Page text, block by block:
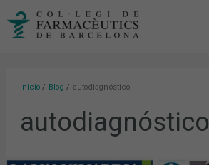
Inicio Blog autodiagnóstico
autodiagnóstico